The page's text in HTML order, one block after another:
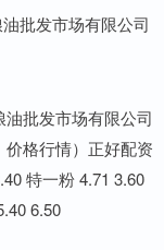
油批发市场有限公司
价格行情）正好配资
特一粉 4.71 3.60
6.50